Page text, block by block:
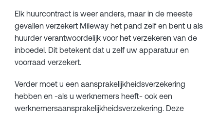
Elk huurcontract is weer anders, maar in de meeste
gevallen verzekert Mileway het pand zelf en bent u als
huurder verantwoordelijk voor het verzekeren van de
inboedel. Dit betekent dat u zelf uw apparatuur en
voorraad verzekert.
Verder moet u een aansprakelijkheidsverzekering
hebben en -als u werknemers heeft- ook een
werknemersaansprakelijkheidsverzekering. Deze